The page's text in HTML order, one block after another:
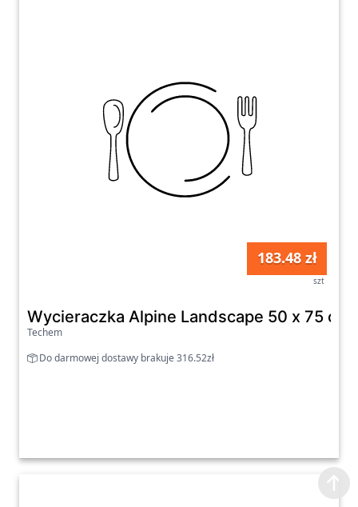
183.48 zł
szt
Wycieraczka Alpine Landscape 50 x 75 cm
Techem
Do darmowej dostawy brakuje 316.52zł